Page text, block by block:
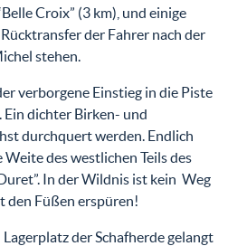
Croix” (3 km), und einige
der Fahrer nach der
stehen.
verborgene Einstieg in die Piste
Ein dichter Birken- und
durchquert werden. Endlich
des westlichen Teils des
In der Wildnis ist kein Weg
den Füßen erspüren!
der Schafherde gelangt